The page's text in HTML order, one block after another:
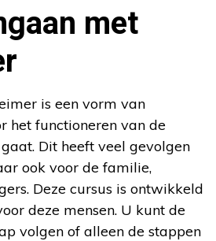
met
is een vorm van
het functioneren van de
Dit heeft veel gevolgen
ook voor de familie,
Deze cursus is ontwikkeld
deze mensen. U kunt de
volgen of alleen de stappen